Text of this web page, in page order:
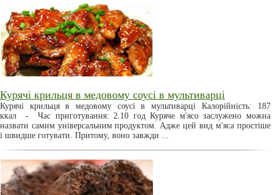
Курячі крильця в медовому соусі в мультиварці
Курячі крильця в медовому соусі в мультиварці Калорійність: 187
ккал - Час приготування: 2.10 год Куряче м'ясо заслужено можна
назвати самим універсальним продуктом. Адже цей вид м'яса простіше
і швидше готувати. Притому, воно завжди ...